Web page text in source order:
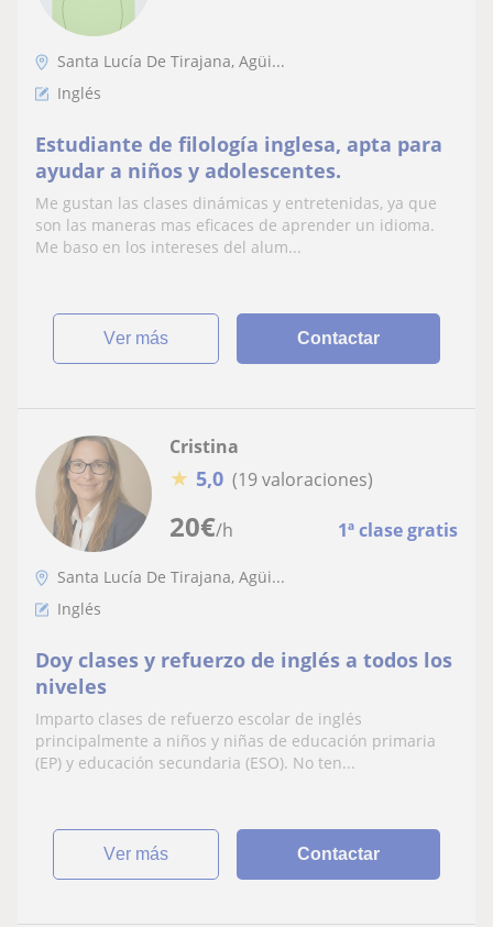
Santa Lucía De Tirajana, Agüi...
Inglés
Estudiante de filología inglesa, apta para
ayudar a niños y adolescentes.
Me gustan las clases dinámicas y entretenidas, ya que
son las maneras mas eficaces de aprender un idioma.
Me baso en los intereses del alum...
ver más Contactar
20€/h 1ª clase gratis
Cristina
★ 5,0 (19 valoraciones)
Santa Lucía De Tirajana, Agüi...
Inglés
Doy clases y refuerzo de inglés a todos los
niveles
Imparto clases de refuerzo escolar de inglés
principalmente a niños y niñas de educación primaria
(EP) y educación secundaria (ESO). No ten...
ver más Contactar